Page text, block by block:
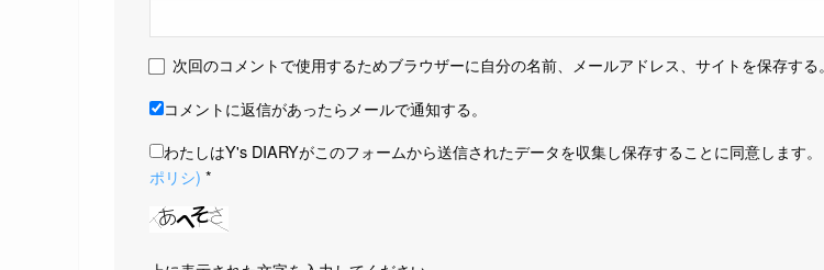
次回のコメントで使用するためブラウザーに自分の名前、メールアドレス、サイトを保存する。
コメントに返信があったらメールで通知する。
わたしはY's DIARYがこのフォームから送信されたデータを収集し保存することに同意します。
ポリシ) *